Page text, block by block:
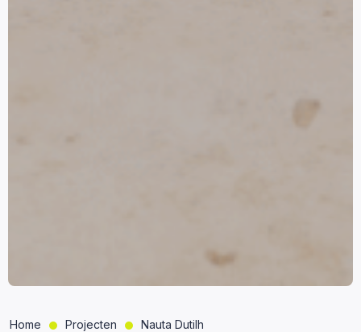
Home Projecten Nauta Dutilh